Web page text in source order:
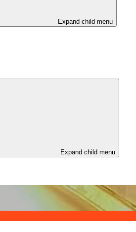
Expand child menu
Expand child menu